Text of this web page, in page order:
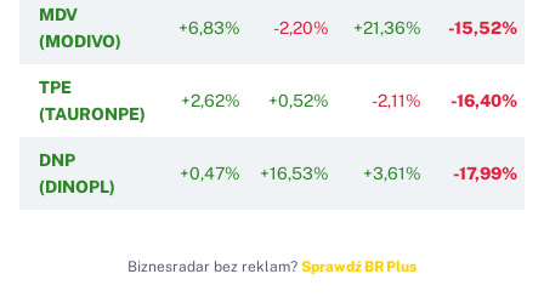
MDV
(MODIVO)
+6,83% -2,20% +21,36% -15,52%
TPE
(TAURONPE)
+2,62% +0,52% -2,11% -16,40%
DNP
(DINOPL)
+0,47% +16,53% +3,61% -17,99%
Biznesradar bez reklam? Sprawdź BR Plus